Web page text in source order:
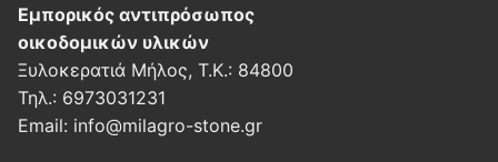
Εμπορικός αντιπρόσωπος
οικοδομικών υλικών
Ξυλοκερατιά Μήλος, Τ.Κ.: 84800
Τηλ.: 6973031231
Email: info@milagro-stone.gr